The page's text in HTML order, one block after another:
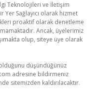
Teknolojileri ve İletişim
Yer Sağlayıcı olarak hizmet
proaktif olarak denetleme
Ancak, üyelerimiz
olup, siteye üye olarak
düşündüğünüz
adresine bildirmeniz
sitemizden kaldırılacaktır.